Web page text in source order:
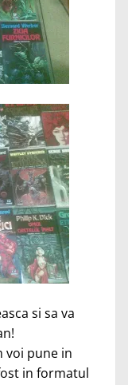
si sa va
voi pune in
in formatul